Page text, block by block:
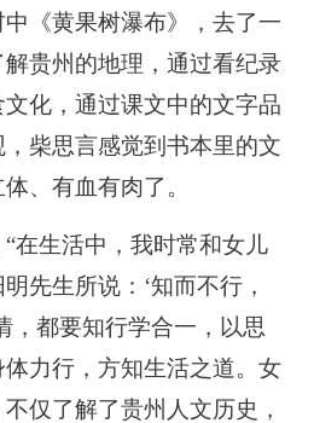
《黄果树瀑布》，去了一
贵州的地理，通过看纪录
化，通过课文中的文字品
柴思言感觉到书本里的文
、有血有肉了。
生活中，我时常和女儿
先生所说：‘知而不行，
，都要知行学合一，以思
力行，方知生活之道。女
仅了解了贵州人文历史，